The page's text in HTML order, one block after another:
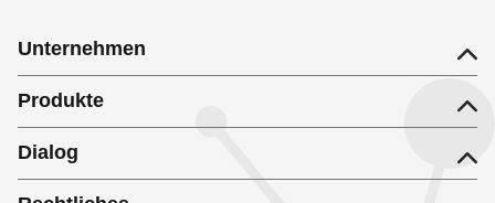
Unternehmen
Produkte
Dialog